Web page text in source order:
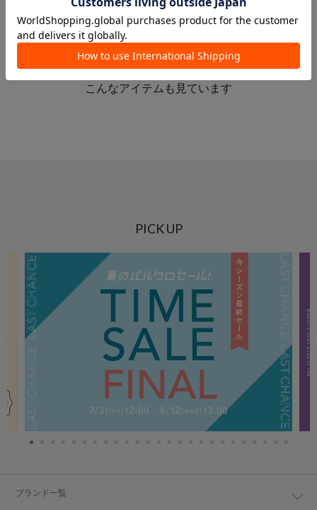
このアイテムを見た人は
こんなアイテムも見ています
PICK UP
ブランド一覧